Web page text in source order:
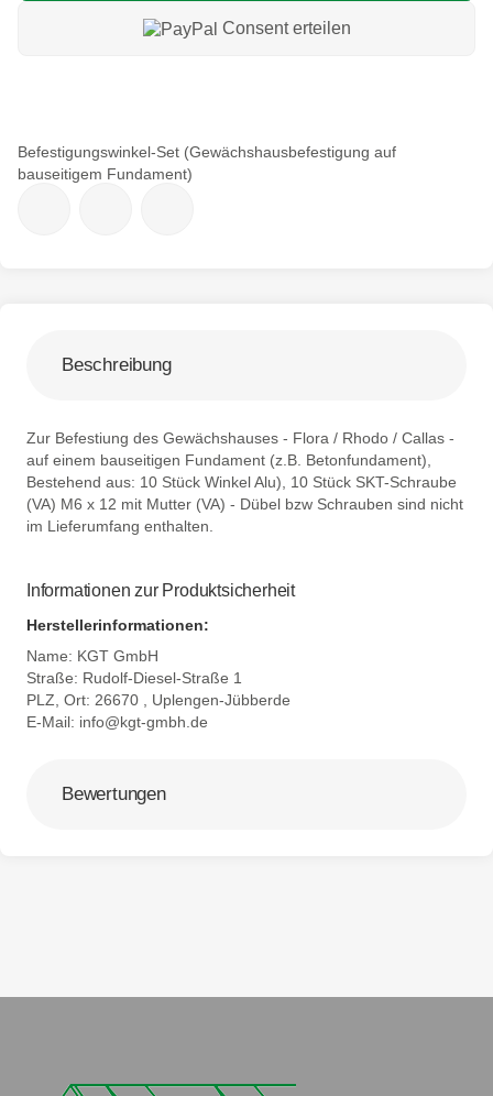
Befestigungswinkel-Set (Gewächshausbefestigung auf
bauseitigem Fundament)
Consent erteilen
Beschreibung
Zur Befestiung des Gewächshauses - Flora / Rhodo / Callas -
auf einem bauseitigen Fundament (z.B. Betonfundament),
Bestehend aus: 10 Stück Winkel Alu), 10 Stück SKT-Schraube
(VA) M6 x 12 mit Mutter (VA) - Dübel bzw Schrauben sind nicht
im Lieferumfang enthalten.
Informationen zur Produktsicherheit
Herstellerinformationen:
Name: KGT GmbH
Straße: Rudolf-Diesel-Straße 1
PLZ, Ort: 26670 , Uplengen-Jübberde
E-Mail: info@kgt-gmbh.de
Bewertungen